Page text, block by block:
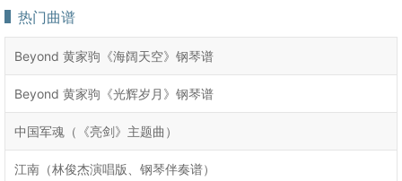
热门曲谱
Beyond 黄家驹《海阔天空》钢琴谱
Beyond 黄家驹《光辉岁月》钢琴谱
中国军魂（《亮剑》主题曲）
江南（林俊杰演唱版、钢琴伴奏谱）